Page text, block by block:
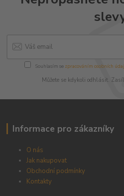
Souhlasím se zpracováním osobních
Můžete se kdykoli odhlásit.
Informace pro zákazníky
O nás
Jak nakupovat
Obchodní podmínky
Kontakty